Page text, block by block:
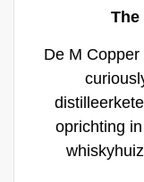
The
De M
oprichting